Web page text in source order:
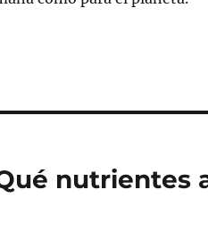
nutrientes